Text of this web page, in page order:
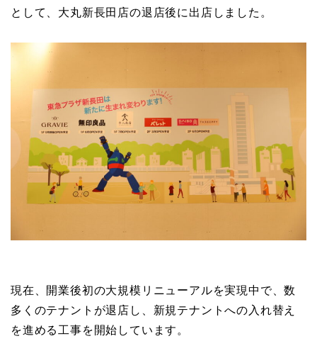
として、大丸新長田店の退店後に出店しました。
現在、開業後初の大規模リニューアルを実現中で、数
多くのテナントが退店し、新規テナントへの入れ替え
を進める工事を開始しています。